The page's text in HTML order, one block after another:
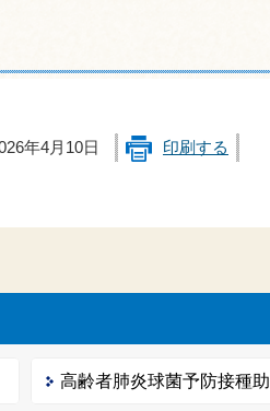
年4月10日 印刷する
高齢者肺炎球菌予防接種